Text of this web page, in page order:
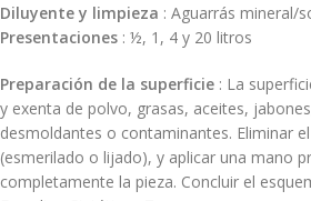
Diluyente y limpieza : Aguarrás mineral/
Presentaciones : ½, 1, 4 y 20 litros
Preparación de la superficie : La
y exenta de polvo, grasas, aceites,
desmoldantes o contaminantes. Eliminar
(esmerilado o lijado), y aplicar una mano
completamente la pieza. Concluir el